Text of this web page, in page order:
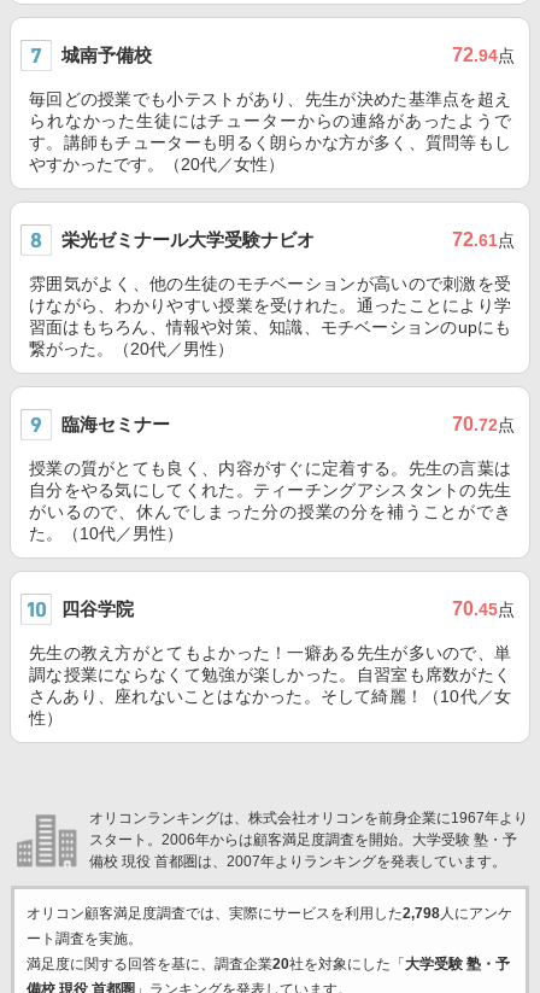
城南予備校 72.94点
毎回どの授業でも小テストがあり、先生が決めた基準点を超え
られなかった生徒にはチューターからの連絡があったようで
す。講師もチューターも明るく朗らかな方が多く、質問等もし
やすかったです。（20代／女性）
栄光ゼミナール大学受験ナビオ 72.61点
雰囲気がよく、他の生徒のモチベーションが高いので刺激を受
けながら、わかりやすい授業を受けれた。通ったことにより学
習面はもちろん、情報や対策、知識、モチベーションのupにも
繋がった。（20代／男性）
臨海セミナー 70.72点
授業の質がとても良く、内容がすぐに定着する。先生の言葉は
自分をやる気にしてくれた。ティーチングアシスタントの先生
がいるので、休んでしまった分の授業の分を補うことができ
た。（10代／男性）
四谷学院 70.45点
先生の教え方がとてもよかった！一癖ある先生が多いので、単
調な授業にならなくて勉強が楽しかった。自習室も席数がたく
さんあり、座れないことはなかった。そして綺麗！（10代／女
性）
オリコンランキングは、株式会社オリコンを前身企業に1967年より
スタート。2006年からは顧客満足度調査を開始。大学受験 塾・予
備校 現役 首都圏は、2007年よりランキングを発表しています。
オリコン顧客満足度調査では、実際にサービスを利用した2,798人にアンケ
ート調査を実施。
満足度に関する回答を基に、調査企業20社を対象にした「 大学受験 塾・予
備校 現役 首都圏 」ランキングを発表しています。